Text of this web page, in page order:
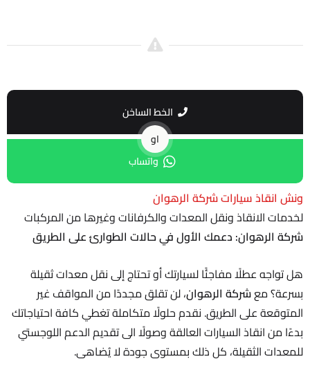
الخط الساخن
او
واتساب
ونش انقاذ سياراتشركة الرهوان
لخدمات الانقاذونقل المعدات والكرفانات وغيرها من المركبات
شركة الرهوان: دعمك الأول في حالات الطوارئ على الطريق
هل تواجه عطلًا مفاجئًا لسيارتك أو تحتاج إلى نقل معدات ثقيلة
بسرعة؟ معشركة الرهوان، لن تقلق مجددًا من المواقف غير
المتوقعة على الطريق. نقدم حلولًا متكاملة تغطي كافة احتياجاتك
بدءًا من انقاذ السيارات العالقة وصولًا الى تقديم الدعم اللوجستي
للمعدات الثقيلة، كل ذلك بمستوى جودة لا يُضاهى.